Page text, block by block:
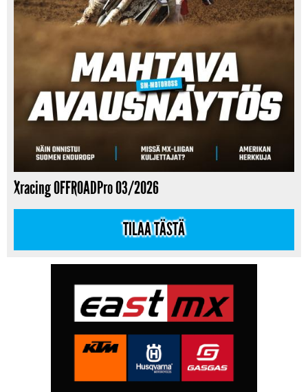
Xracing OFFROADPro 03/2026
TILAA TÄSTÄ